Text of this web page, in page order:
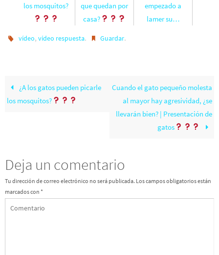
los mosquitos?
que quedan por
casa?
empezado a
lamer su…
vídeo,vídeo respuesta. Guardar.
¿A los gatos pueden picarle
los mosquitos?
Cuando el gato pequeño molesta
al mayor hay agresividad, ¿se
llevarán bien? | Presentación de
gatos
Deja un comentario
Tu dirección de correo electrónico no será publicada. Los campos obligatorios están
marcados con *